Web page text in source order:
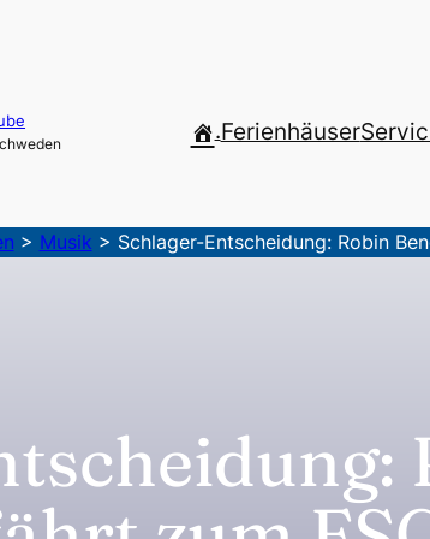
.Ferienhäuser
> Musik > Schlager-Entscheidung: Robin